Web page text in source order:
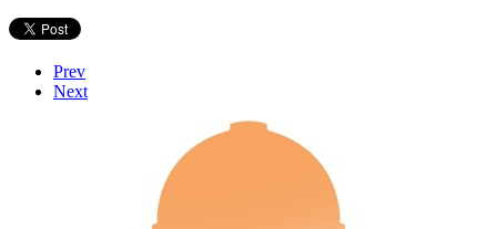
Prev
Next